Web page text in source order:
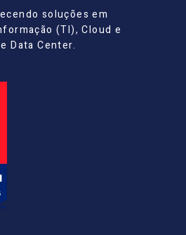
soluções em
(TI), Cloud e
Data Center.